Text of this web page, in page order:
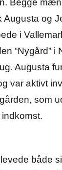
Begge
Augusta og
i
“Nygård” i
Augusta
var aktivt
som
både